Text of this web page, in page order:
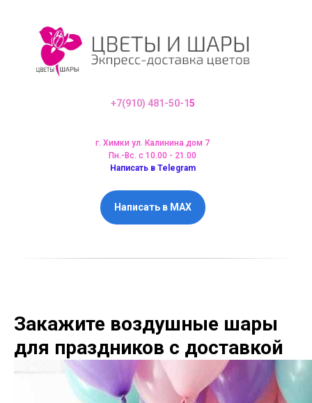
+7(910) 481-50-15
г. Химки ул. Калинина дом 7
Пн.-Вс. с 10.00 - 21.00
Написать в Telegram
Написать в MAX
Закажите воздушные шары
для праздников с доставкой